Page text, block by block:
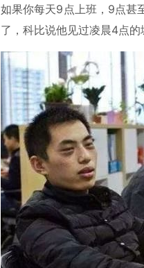
如果你每天9点上班，9点甚
了，科比说他见过凌晨4点的